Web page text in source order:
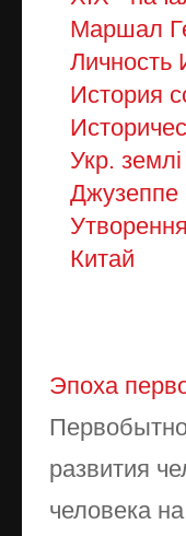
Маршал
Личность
История
Укр.
Джузеппе
Китай
Эпоха
развития
человека